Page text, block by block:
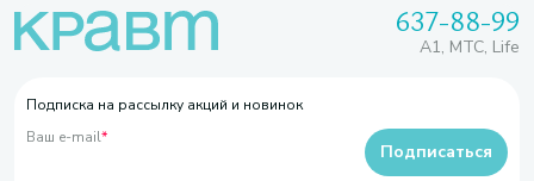
637-88-99
A1, МТС, Life
Подписка на рассылку акций и новинок
Ваш e-mail*
Подписаться